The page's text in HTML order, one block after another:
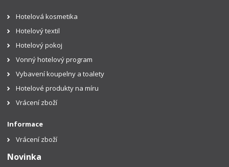
Hotelová kosmetika
Hotelový textil
Hotelový pokoj
Vonný hotelový program
Vybavení koupelny a toalety
Hotelové produkty na míru
Vrácení zboží
Informace
Vrácení zboží
Novinka